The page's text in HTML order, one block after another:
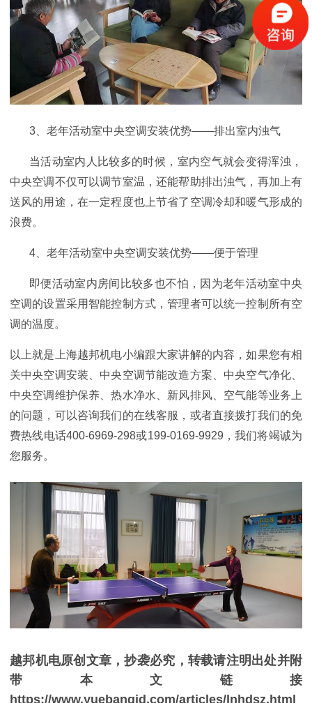
3 老年活动室中央空调安装优势——排出室内浊气
当活动室内人比较多的时候，室内空气就会变得浑浊，
中央空调不仅可以调节室温，还能帮助排出浊气， 再加上有
送风的用途，在一定程度也上节省了空调冷却和暖气形成的
浪费。
4 老年活动室中央空调安装优势——便于管理
即便活动室内房间比较多也不怕，因为老年活动室中央
空调的设置采用智能控制方式，管理者可以统一控制所有空
调的温度。
以上就是上海越邦机电小编跟大家讲解的内容，如果您有相
关中央空调安装、中央空调节能改造方案、中央空气净化、
中央空调维护保养、热水净水、新风排风、空气能等业务上
的问题，可以咨询我们的在线客服，或者直接拨打我们的免
费热线电话400-6969-298或199-0169-9929，我们将竭诚为
您服务。
越邦机电原创文章，抄袭必究，转载请注明出处并附
带本文链接
https://www.yuebangjd.com/articles/lnhdsz.html